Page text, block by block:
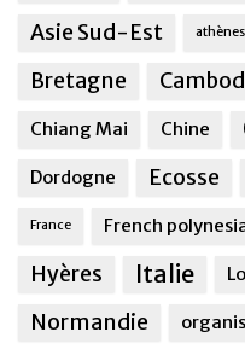
Asie Sud-Est
athènes
Bretagne
Chiang Mai Chine
Dordogne Ecosse
France French
Hyères Italie
Normandie